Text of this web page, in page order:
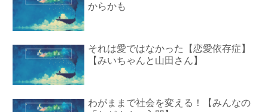
からかも
それは愛ではなかった【恋愛依存症】
【みいちゃんと山田さん】
わがままで社会を変える！【みんなの